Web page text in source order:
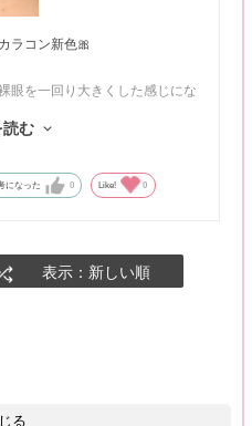
ラコン新色🎀
眼を一回り大きくした感じにな
読む
になった 0 Like! 0
表示：新しい順
る